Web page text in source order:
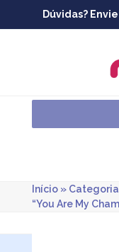
Dúvidas?
Início»
“You Are My